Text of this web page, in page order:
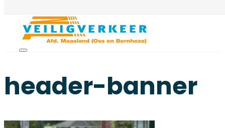
header-banner